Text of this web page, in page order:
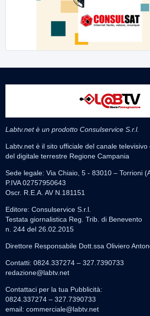
Labtv.net è un prodotto Consulservice S.r.l.
Labtv.net è il sito ufficiale del canale
del digitale terrestre Regione Campania
Sede legale: Via Chiaio, 5 - 83010 – Torrioni
P.IVA 02757950643
Oscr. R.E.A. AV N.181151
Editore: Consulservice S.r.l.
Testata giornalistica Reg. Trib. di Benevento
n. 244 del 26.02.2015
Direttore Responsabile Dott.ssa Oliviero
Contatti: 0824.337274 – 327.7390733
redazione@labtv.net
Contattaci per la tua Pubblicità:
0824.337274 – 327.7390733
email: commerciale@labtv.net